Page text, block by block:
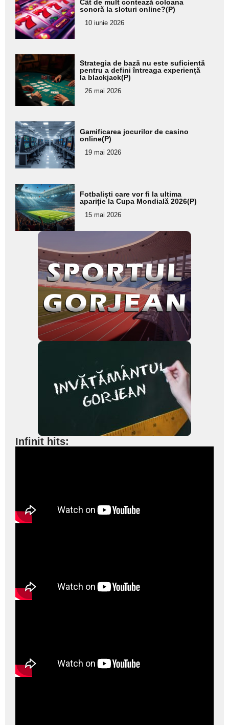
aici textul
pentru
subtitlu
Cât de mult contează coloana
sonoră la sloturi online?(P)
10 iunie 2026
Adaugă
aici textul
pentru
subtitlu
Strategia de bază nu este suficientă
pentru a defini întreaga experiență
la blackjack(P)
26 mai 2026
Adaugă
aici textul
pentru
subtitlu
Gamificarea jocurilor de casino
online(P)
19 mai 2026
Adaugă
aici textul
pentru
subtitlu
Fotbaliști care vor fi la ultima
apariție la Cupa Mondială 2026(P)
15 mai 2026
Infinit hits: